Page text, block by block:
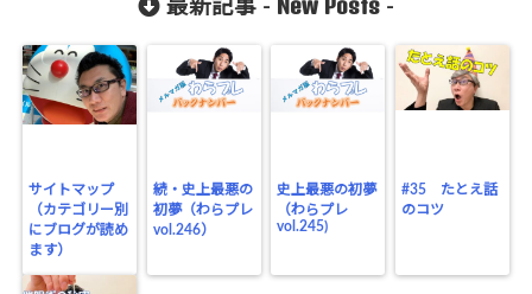
最新記事 - New Posts -
サイトマップ
（カテゴリー別
にブログが読め
ます）
続・史上最悪の
初夢（わらプレ
vol.246）
史上最悪の初夢
（わらプレ
vol.245)
#35 たとえ話
のコツ